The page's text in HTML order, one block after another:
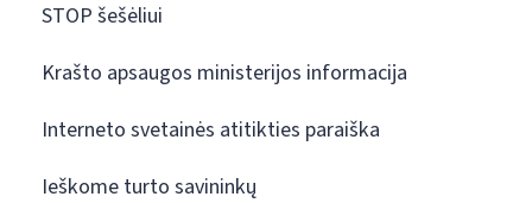
STOP šešėliui
Krašto apsaugos ministerijos informacija
Interneto svetainės atitikties paraiška
Ieškome turto savininkų